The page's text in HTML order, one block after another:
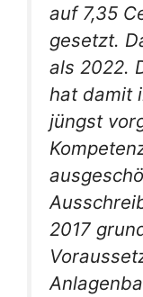
auf 7,35
gesetzt.
als 2022.
hat damit
jüngst
2017